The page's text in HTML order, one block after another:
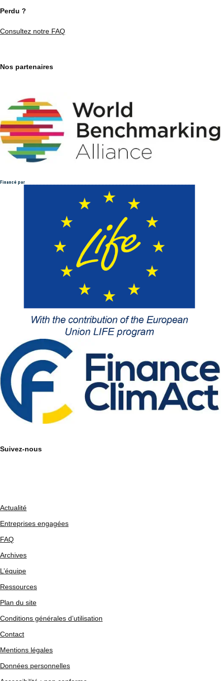
Perdu ?
Consultez notre FAQ
Nos partenaires
Financé par
Suivez-nous
Actualité
Entreprises engagées
FAQ
Archives
L’équipe
Ressources
Plan du site
Conditions générales d’utilisation
Contact
Mentions légales
Données personnelles